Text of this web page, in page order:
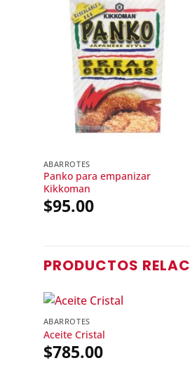
ABARROTES
Panko para empanizar
Kikkoman
$95.00
PRODUCTOS
ABARROTES
Aceite Cristal
$785.00